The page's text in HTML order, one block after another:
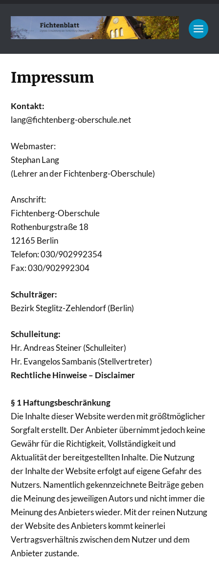
Impressum
Kontakt:
lang@fichtenberg-oberschule.net
Webmaster:
Stephan Lang
(Lehrer an der Fichtenberg-Oberschule)
Anschrift:
Fichtenberg-Oberschule
Rothenburgstraße 18
12165 Berlin
Telefon: 030/902992354
Fax:030/902992304
Schulträger:
Bezirk Steglitz-Zehlendorf (Berlin)
Schulleitung:
Hr. Andreas Steiner (Schulleiter)
Hr. Evangelos Sambanis (Stellvertreter)
Rechtliche Hinweise – Disclaimer
§ 1 Haftungsbeschränkung
Die Inhalte dieser Website werden mit größtmöglicher
Sorgfalt erstellt. Der Anbieter übernimmt jedoch keine
Gewähr für die Richtigkeit, Vollständigkeit und
Aktualität der bereitgestellten Inhalte. Die Nutzung
der Inhalte der Website erfolgt auf eigene Gefahr des
Nutzers. Namentlich gekennzeichnete Beiträge geben
die Meinung des jeweiligen Autors und nicht immer die
Meinung des Anbieters wieder. Mit der reinen Nutzung
der Website des Anbieters kommt keinerlei
Vertragsverhältnis zwischen dem Nutzer und dem
Anbieter zustande.